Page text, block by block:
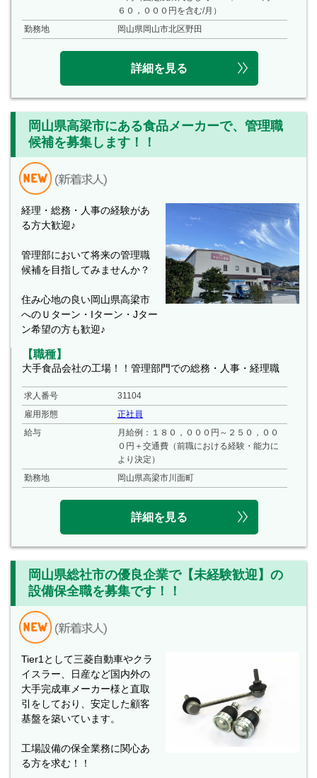
６０，０００円を含む/月）
勤務地
岡山県岡山市北区野田
詳細を見る
岡山県高梁市にある食品メーカーで、管理職
候補を募集します！！
経理・総務・人事の経験があ
る方大歓迎♪
管理部において将来の管理職
候補を目指してみませんか？
住み心地の良い岡山県高梁市
へのＵターン・Iターン・Jター
ン希望の方も歓迎♪
【職種】
大手食品会社の工場！！管理部門での総務・人事・経理職
求人番号
31104
雇用形態
正社員
給与
月給例：１８０，０００円～２５０，００
０円＋交通費（前職における経験・能力に
より決定）
勤務地
岡山県高梁市川面町
詳細を見る
岡山県総社市の優良企業で【未経験歓迎】の
設備保全職を募集です！！
Tier1として三菱自動車やクラ
イスラー、日産など国内外の
大手完成車メーカー様と直取
引をしており、安定した顧客
基盤を築いています。
工場設備の保全業務に関心あ
る方を求む！！